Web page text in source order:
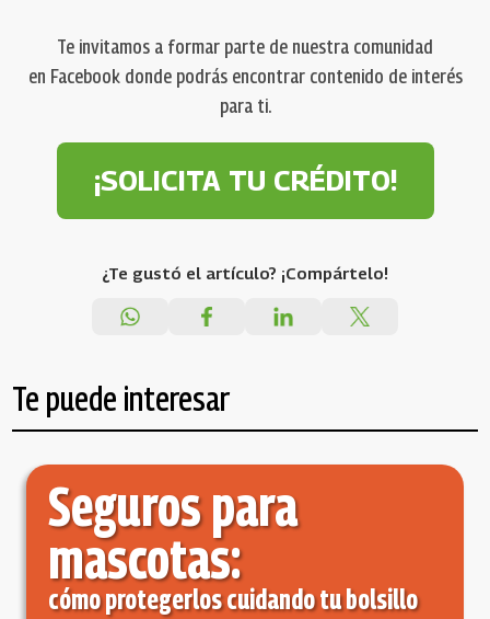
Te invitamos a formar parte de nuestra comunidad
en Facebook donde podrás encontrar contenido de interés
para ti.
¡SOLICITA TU CRÉDITO!
¿Te gustó el artículo? ¡Compártelo!
Te puede interesar
Seguros para
mascotas:
cómo protegerlos cuidando tu bolsillo